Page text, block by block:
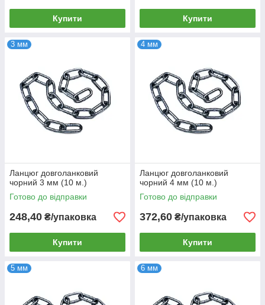
Купити Купити
3 мм
Ланцюг довголанковий
чорний 3 мм (10 м.)
Готово до відправки
248,40 ₴/упаковка
Купити
4 мм
Ланцюг довголанковий
чорний 4 мм (10 м.)
Готово до відправки
372,60 ₴/упаковка
Купити
5 мм 6 мм